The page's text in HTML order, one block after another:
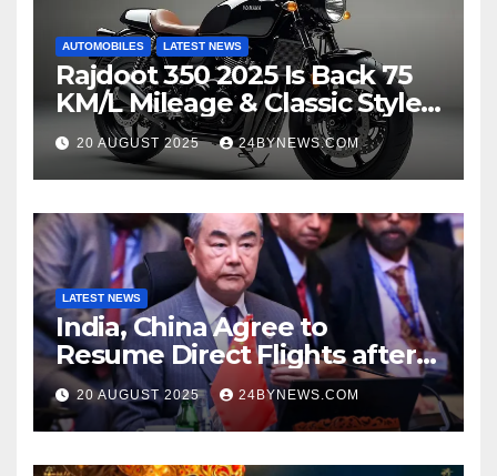
AUTOMOBILES LATEST NEWS
Rajdoot 350 2025 Is Back 75
KM/L Mileage & Classic Style
at Just ₹65,000
20 AUGUST 2025 24BYNEWS.COM
LATEST NEWS
India, China Agree to
Resume Direct Flights after
four years, Boost Business
Ties
20 AUGUST 2025 24BYNEWS.COM